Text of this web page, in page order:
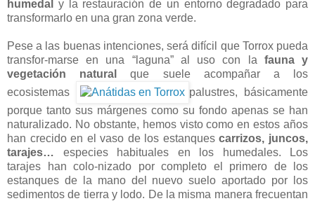
humedal
y la restauración de un entorno degradado para
transformarlo en una gran zona verde.
Pese a las buenas intenciones, será difícil que Torrox pueda
transfor-marse en una “laguna” al uso con la fauna y
vegetación natural
que suele acompañar a los
ecosistemas
palustres, básicamente
porque tanto sus márgenes como su fondo apenas se han
naturalizado. No obstante, hemos visto como en estos años
han crecido en el vaso de los estanquescarrizos, juncos,
tarajes… especies habituales en los humedales. Los
tarajes han colo-nizado por completo el primero de los
estanques de la mano del nuevo suelo aportado por los
sedimentos de tierra y lodo. De la misma manera frecuentan